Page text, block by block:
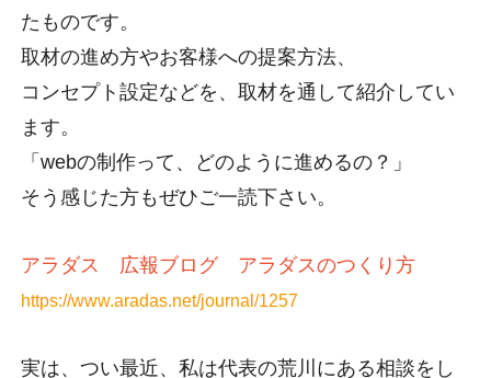
たものです。
取材の進め方やお客様への提案方法、
コンセプト設定などを、取材を通して紹介してい
ます。
「webの制作って、どのように進めるの？」
そう感じた方もぜひご一読下さい。
アラダス 広報ブログ アラダスのつくり方
https://www.aradas.net/journal/1257
実は、つい最近、私は代表の荒川にある相談をし